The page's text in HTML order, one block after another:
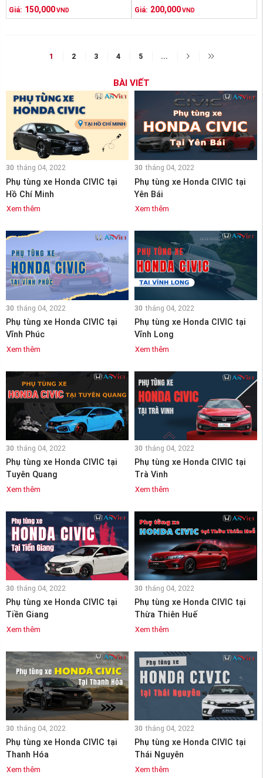
Giá: 150,000 VND Giá: 200,000 VND
1 2 3 4 5 ...
BÀI VIẾT
30 tháng 04, 2022
Phụ tùng xe Honda CIVIC tại
Hồ Chí Minh
Xem thêm
30 tháng 04, 2022
Phụ tùng xe Honda CIVIC tại
Yên Bái
Xem thêm
30 tháng 04, 2022
Phụ tùng xe Honda CIVIC tại
Vĩnh Phúc
Xem thêm
30 tháng 04, 2022
Phụ tùng xe Honda CIVIC tại
Vĩnh Long
Xem thêm
30 tháng 04, 2022
Phụ tùng xe Honda CIVIC tại
Tuyên Quang
Xem thêm
30 tháng 04, 2022
Phụ tùng xe Honda CIVIC tại
Trà Vinh
Xem thêm
30 tháng 04, 2022
Phụ tùng xe Honda CIVIC tại
Tiền Giang
Xem thêm
30 tháng 04, 2022
Phụ tùng xe Honda CIVIC tại
Thừa Thiên Huế
Xem thêm
30 tháng 04, 2022
Phụ tùng xe Honda CIVIC tại
Thanh Hóa
Xem thêm
30 tháng 04, 2022
Phụ tùng xe Honda CIVIC tại
Thái Nguyên
Xem thêm